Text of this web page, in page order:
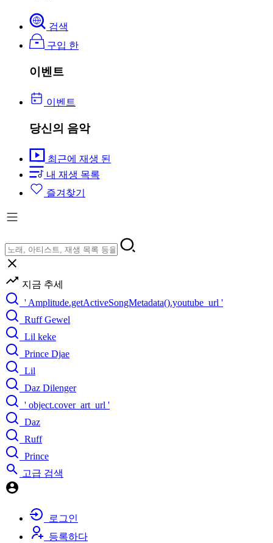
검색
구입 한
이벤트
이벤트
당신의 음악
최근에 재생 된
내 재생 목록
즐겨찾기
지금 추세
' Amplitude.getActiveSongMetadata().youtube_url '
Ruff Gewel
Lil keke
Prince Djae
Lil
Daz Dilenger
' object.cover_art_url '
Daz
Ruff
Prince
고급 검색
로그인
등록하다